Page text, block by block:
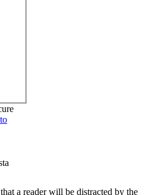
a reader will be distracted by the